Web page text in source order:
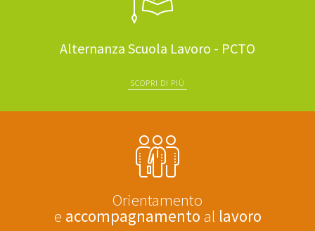
Alternanza Scuola Lavoro - PCTO
SCOPRI DI PIÙ
Orientamento
e accompagnamento al lavoro